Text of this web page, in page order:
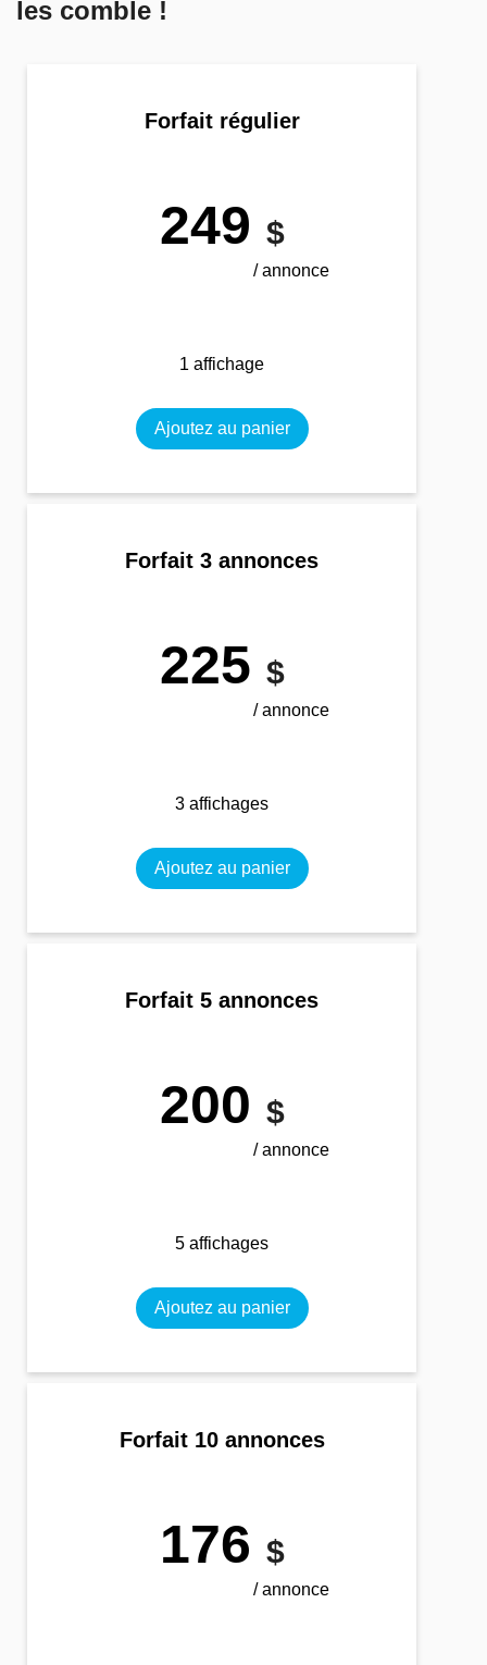
les comble !
Forfait régulier
249 $
/ annonce
1 affichage
Ajoutez au panier
Forfait 3 annonces
225 $
/ annonce
3 affichages
Ajoutez au panier
Forfait 5 annonces
200 $
/ annonce
5 affichages
Ajoutez au panier
Forfait 10 annonces
176 $
/ annonce